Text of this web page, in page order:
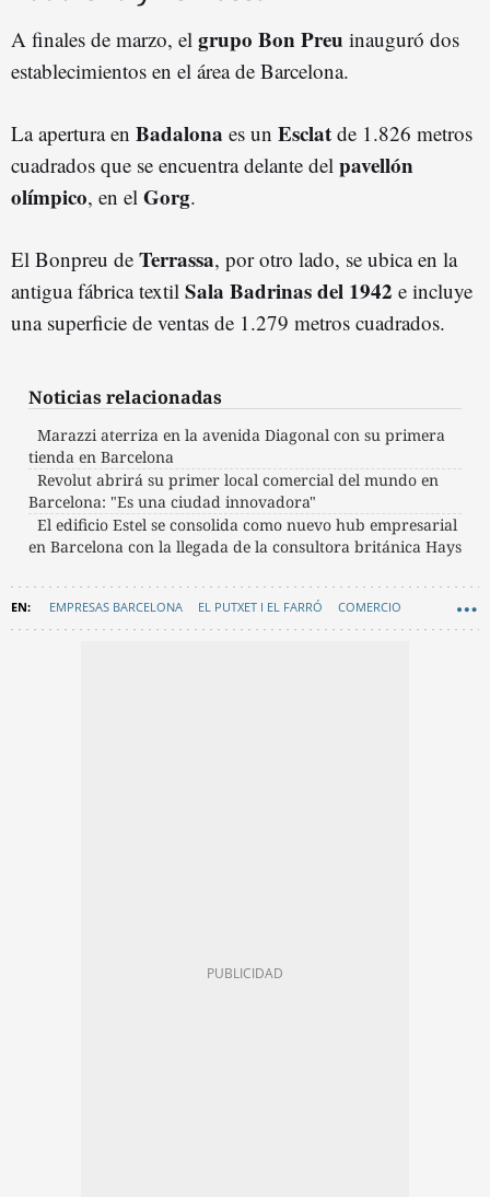
A finales de marzo, el grupo Bon Preu inauguró dos
establecimientos en el área de Barcelona.
La apertura en Badalona es un Esclat de 1.826 metros
cuadrados que se encuentra delante del pavellón
olímpico, en el Gorg.
El Bonpreu de Terrassa, por otro lado, se ubica en la
antigua fábrica textil Sala Badrinas del 1942 e incluye
una superficie de ventas de 1.279 metros cuadrados.
Noticias relacionadas
Marazzi aterriza en la avenida Diagonal con su primera
tienda en Barcelona
Revolut abrirá su primer local comercial del mundo en
Barcelona: "Es una ciudad innovadora"
El edificio Estel se consolida como nuevo hub empresarial
en Barcelona con la llegada de la consultora británica Hays
EMPRESAS BARCELONA EL PUTXET I EL FARRÓ COMERCIO